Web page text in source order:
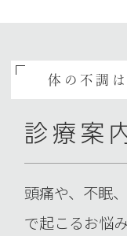
体の不調
診療案
頭痛や、不眠
で起こるお悩